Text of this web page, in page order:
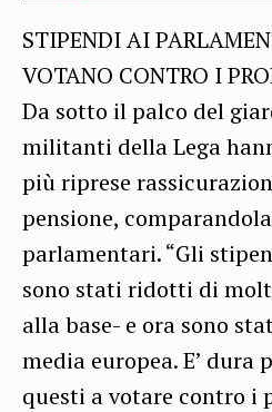
STIPENDI AI
VOTANO CONTRO I
Da sotto il palco del
militanti della Lega
più riprese
pensione,
parlamentari. “Gli
sono stati ridotti di
alla base- e ora sono
media europea. E’ dura
questi a votare contro i